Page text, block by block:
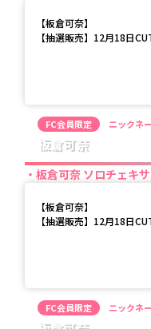
【板倉可奈】
【抽選販売】12月18日
FC会員限定 ニックネ
板倉可奈
板倉可奈 ソロチェキ
【板倉可奈】
【抽選販売】12月18日
FC会員限定 ニックネ